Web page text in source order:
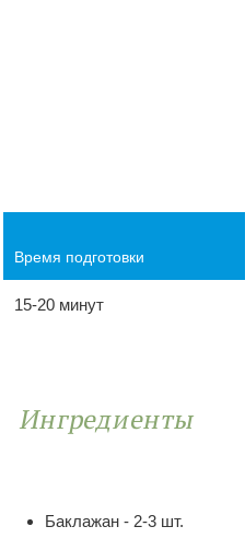
Время подготовки
15-20 минут
Ингредиенты
Баклажан - 2-3 шт.